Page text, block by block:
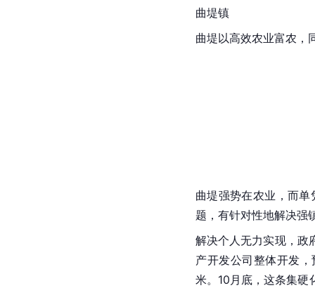
曲堤镇
曲堤以高效农业富农，
曲堤强势在农业，而
题，有针对性地解决强
解决个人无力实现，政
产开发公司整体开发
米。10月底，这条集硬